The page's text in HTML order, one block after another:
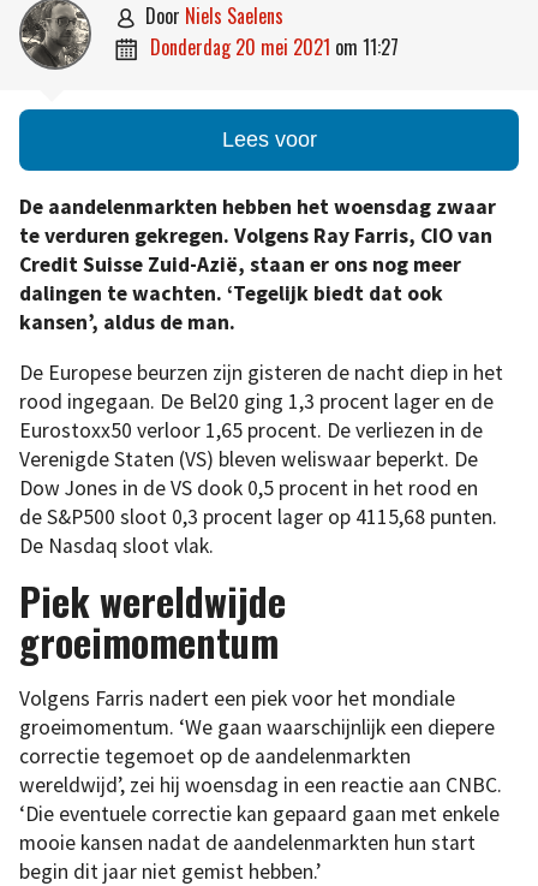
 door Niels Saelens
 donderdag 20 mei 2021 om 11:27
Lees voor
De aandelenmarkten hebben het woensdag zwaar
te verduren gekregen. Volgens Ray Farris, CIO van
Credit Suisse Zuid-Azië, staan er ons nog meer
dalingen te wachten. ‘Tegelijk biedt dat ook
kansen’, aldus de man.
De Europese beurzen zijn gisteren de nacht diep in het
rood ingegaan. De Bel20 ging 1,3 procent lager en de
Eurostoxx50 verloor 1,65 procent. De verliezen in de
Verenigde Staten (VS) bleven weliswaar beperkt. De
Dow Jones in de VS dook 0,5 procent in het rood en
de S&P500 sloot 0,3 procent lager op 4115,68 punten.
De Nasdaq sloot vlak.
Piek wereldwijde
groeimomentum
Volgens Farris nadert een piek voor het mondiale
groeimomentum. ‘We gaan waarschijnlijk een diepere
correctie tegemoet op de aandelenmarkten
wereldwijd’, zei hij woensdag in een reactie aan CNBC.
‘Die eventuele correctie kan gepaard gaan met enkele
mooie kansen nadat de aandelenmarkten hun start
begin dit jaar niet gemist hebben.’